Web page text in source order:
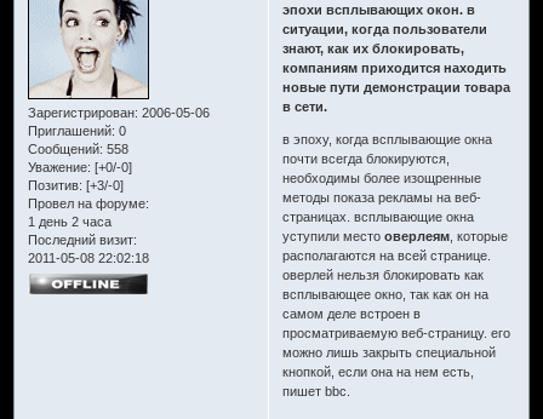
Зарегистрирован: 2006-05-06
Приглашений: 0
Сообщений: 558
Уважение: [+0/-0]
Позитив: [+3/-0]
Провел на форуме:
1 день 2 часа
Последний визит:
2011-05-08 22:02:18
эпохи всплывающих окон. в
ситуации, когда пользователи
знают, как их блокировать,
компаниям приходится находить
новые пути демонстрации товара
в сети.
в эпоху, когда всплывающие окна
почти всегда блокируются,
необходимы более изощренные
методы показа рекламы на веб-
страницах. всплывающие окна
уступили местооверлеям , которые
располагаются на всей странице.
оверлей нельзя блокировать как
всплывающее окно, так как он на
самом деле встроен в
просматриваемую веб-страницу. его
можно лишь закрыть специальной
кнопкой, если она на нем есть,
пишет bbc.